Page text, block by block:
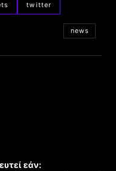
twitter
news
εάν: